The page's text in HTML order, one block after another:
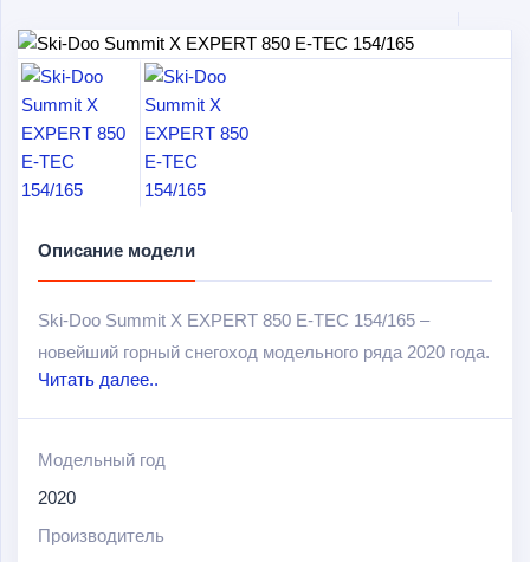
Описание модели
Ski-Doo Summit X EXPERT 850 E-TEC 154/165 –
новейший горный снегоход модельного ряда 2020 года.
Оборудован мощнейшим, отзывчивым и
маслоэкономичным 2х-тактным двигателем с
моделями-аналогами.
Читать далее..
Модельный год
2020
Производитель